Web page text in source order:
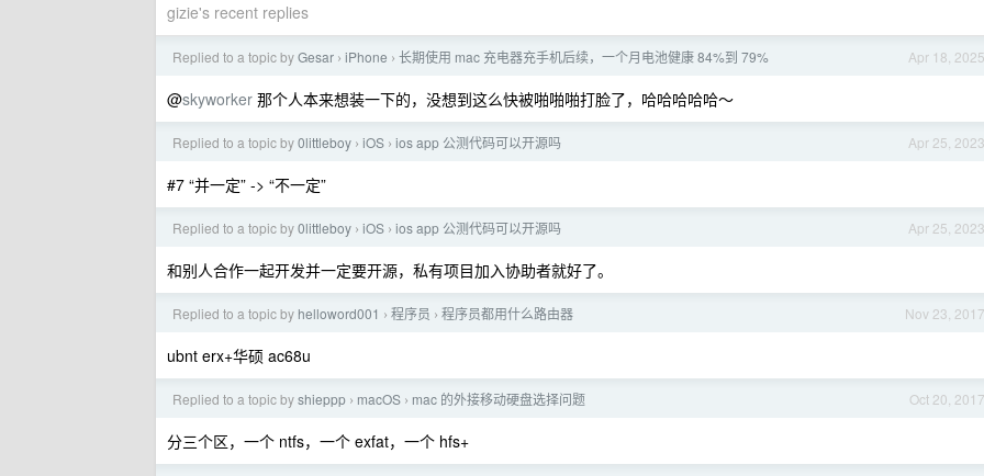
gizie's recent replies
Apr 18, 2025
Replied to a topic byGesar › iPhone › 长期使用 mac 充电器充手机后续，一个月电池健康 84%到 79%
@skyworker 那个人本来想装一下的，没想到这么快被啪啪啪打脸了，哈哈哈哈哈～
Apr 25, 2023
Replied to a topic by0littleboy › iOS › ios app 公测代码可以开源吗
#7 “并一定” -> “不一定”
Apr 25, 2023
Replied to a topic by0littleboy › iOS › ios app 公测代码可以开源吗
和别人合作一起开发并一定要开源，私有项目加入协助者就好了。
Nov 23, 2017
Replied to a topic by helloword001 › 程序员 › 程序员都用什么路由器
ubnt erx+华硕 ac68u
Oct 20, 2017
Replied to a topic byshieppp › macOS › mac 的外接移动硬盘选择问题
分三个区，一个 ntfs，一个 exfat，一个 hfs+